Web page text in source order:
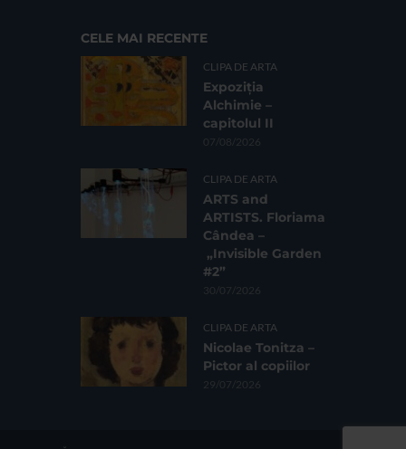
CELE MAI RECENTE
CLIPA DE ARTA
Expoziția
Alchimie –
capitolul II
07/08/2026
CLIPA DE ARTA
ARTS and
ARTISTS. Floriama
Cândea –
„Invisible Garden
#2”
30/07/2026
CLIPA DE ARTA
Nicolae Tonitza –
Pictor al copiilor
29/07/2026